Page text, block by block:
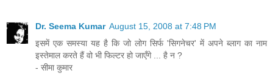
Dr. Seema Kumar August 15, 2008 at 7:48 PM
इसमें एक समस्या यह है कि जो लोग सिर्फ 'सिगनेचर' में अपने ब्लाग का नाम
इस्तेमाल करते हैं वो भी फिल्टर हो जाएँगे ... है न ?
- सीमा कुमार